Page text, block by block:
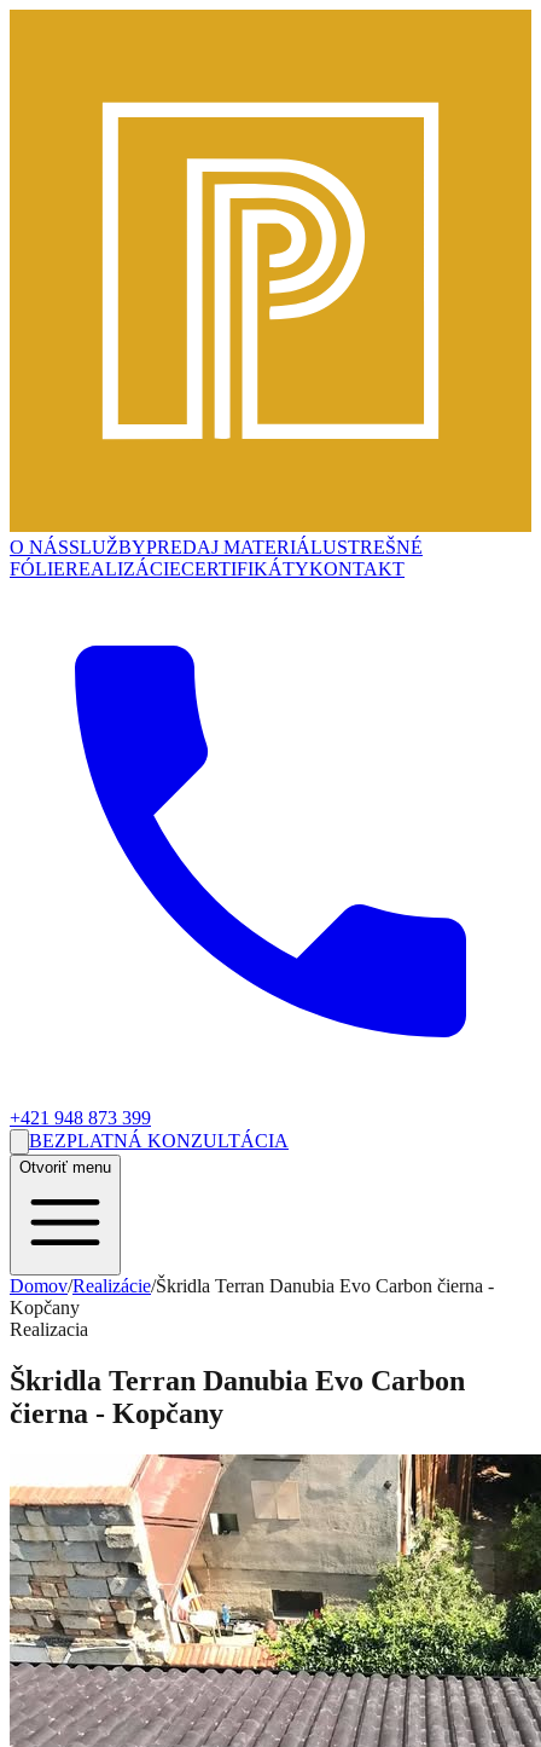
O NÁSSLUŽBYPREDAJ MATERIÁLUSTREŠNÉ
FÓLIEREALIZÁCIECERTIFIKÁTYKONTAKT
+421 948 873 399
BEZPLATNÁ KONZULTÁCIA
Otvoriť menu
Domov/Realizácie/Škridla Terran Danubia Evo Carbon čierna -
Kopčany
Realizacia
Škridla Terran Danubia Evo Carbon
čierna - Kopčany